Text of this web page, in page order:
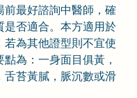
前最好諮詢中醫師，確
是否適合。本方適用於
若為其他證型則不宜使
為：一身面目俱黃，
舌苔黃膩，脈沉數或滑